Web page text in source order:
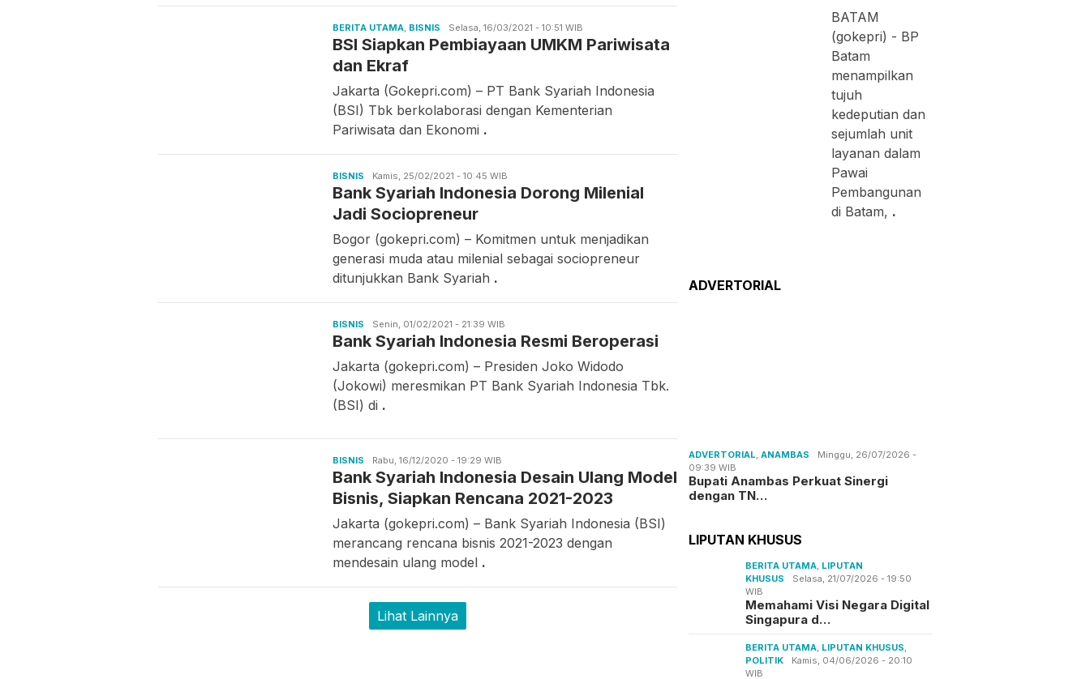
BERITA UTAMA BISNIS Candra
Gunawan
Selasa, 16/03/2021 - 10:51 WIB
BSI Siapkan Pembiayaan UMKM Pariwisata
dan Ekraf
Jakarta (Gokepri.com) – PT Bank Syariah Indonesia
(BSI) Tbk berkolaborasi dengan Kementerian
Pariwisata dan Ekonomi .
BISNIS iwan
Kamis, 25/02/2021 - 10:45 WIB
Bank Syariah Indonesia Dorong Milenial
Jadi Sociopreneur
Bogor (gokepri.com) – Komitmen untuk menjadikan
generasi muda atau milenial sebagai sociopreneur
ditunjukkan Bank Syariah .
BISNIS Zaki
Senin, 01/02/2021 - 21:39 WIB
Bank Syariah Indonesia Resmi Beroperasi
Jakarta (gokepri.com) – Presiden Joko Widodo
(Jokowi) meresmikan PT Bank Syariah Indonesia Tbk.
(BSI) di .
BISNIS Candra
Gunawan
Rabu, 16/12/2020 - 19:29 WIB
Bank Syariah Indonesia Desain Ulang Model
Bisnis, Siapkan Rencana 2021-2023
Jakarta (gokepri.com) – Bank Syariah Indonesia (BSI)
merancang rencana bisnis 2021-2023 dengan
mendesain ulang model .
Lihat Lainnya
BATAM
(gokepri) - BP
Batam
menampilkan
tujuh
kedeputian dan
sejumlah unit
layanan dalam
Pawai
Pembangunan
di Batam, .
ADVERTORIAL
ADVERTORIAL ,ANAMBAS
Minggu, 26/07/2026 -
09:39 WIB
Bupati Anambas Perkuat Sinergi
dengan TN…
LIPUTAN KHUSUS
BERITA UTAMA LIPUTAN
KHUSUS
Selasa, 21/07/2026 - 19:50
WIB
Memahami Visi Negara Digital
Singapura d…
BERITA UTAMA LIPUTAN KHUSUS
POLITIK
Kamis, 04/06/2026 - 20:10
WIB